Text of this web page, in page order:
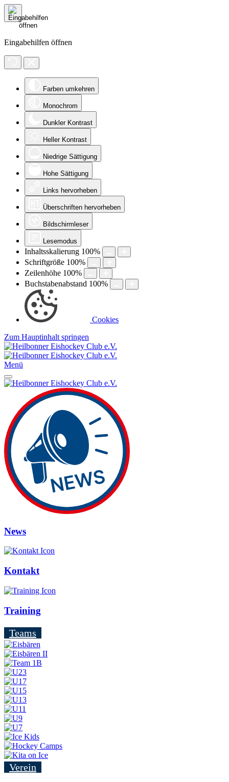
Eingabehilfen öffnen
Farben umkehren
Monochrom
Dunkler Kontrast
Heller Kontrast
Niedrige Sättigung
Hohe Sättigung
Links hervorheben
Überschriften hervorheben
Bildschirmleser
Lesemodus
Inhaltsskalierung 100%
Schriftgröße 100%
Zeilenhöhe 100%
Buchstabenabstand 100%
Cookies
Zum Hauptinhalt springen
Menü
News
Kontakt
Training
Teams
Verein